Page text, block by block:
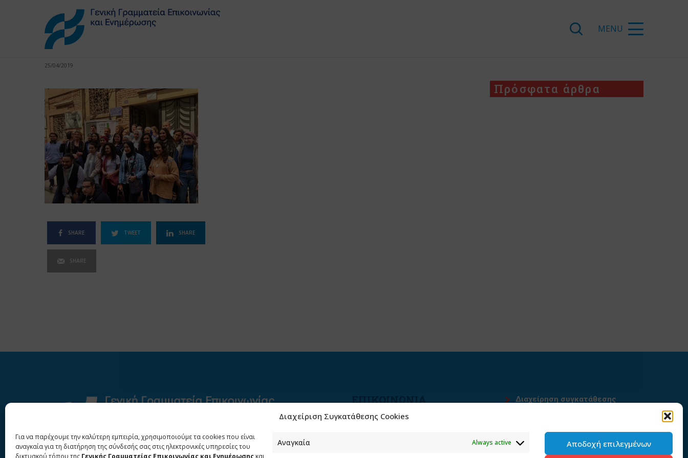
Διαχείριση Συγκατάθεσης Cookies
Για να παρέχουμε την καλύτερη εμπειρία, χρησιμοποιούμε τα cookies που είναι
αναγκαία για τη διατήρηση της σύνδεσής σας στις ηλεκτρονικές υπηρεσίες του
δικτυακού τόπου της Γενικής Γραμματείας Επικοινωνίας και Ενημέρωσης και
Αναγκαία Always active Αποδοχή επιλεγμένων
25/04/2019
SHARE TWEET SHARE
SHARE
Πρόσφατα άρθρα
ΕΠΙΚΟΙΝΩΝΙΑ
Φραγκούδη 11 & Αλεξάνδρου
Διαχείρηση συγκατάθεσης